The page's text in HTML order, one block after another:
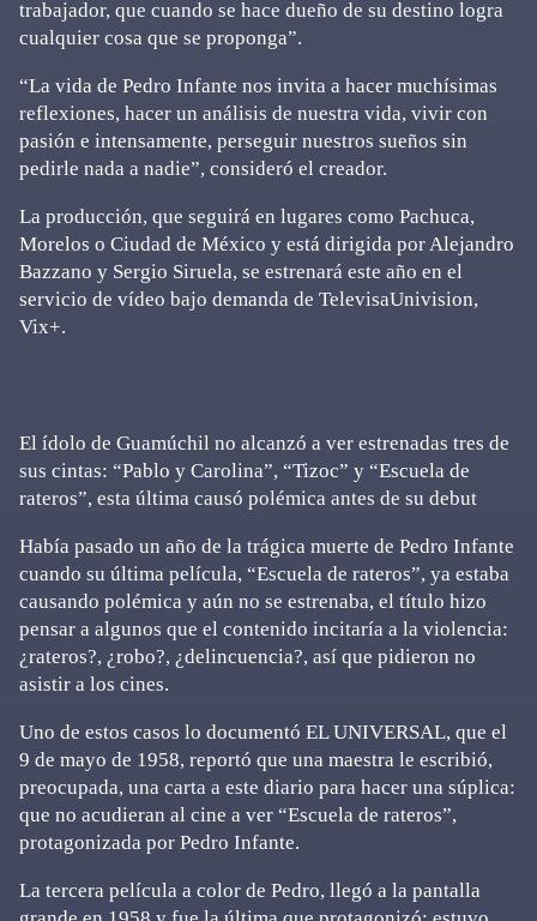
trabajador, que cuando se hace dueño de su destino logra
cualquier cosa que se proponga”.
“La vida de Pedro Infante nos invita a hacer muchísimas
reflexiones, hacer un análisis de nuestra vida, vivir con
pasión e intensamente, perseguir nuestros sueños sin
pedirle nada a nadie”, consideró el creador.
La producción, que seguirá en lugares como Pachuca,
Morelos o Ciudad de México y está dirigida por Alejandro
Bazzano y Sergio Siruela, se estrenará este año en el
servicio de vídeo bajo demanda de TelevisaUnivision,
Vix+.
El ídolo de Guamúchil no alcanzó a ver estrenadas tres de
sus cintas: “Pablo y Carolina”, “Tizoc” y “Escuela de
rateros”, esta última causó polémica antes de su debut
Había pasado un año de la trágica muerte de Pedro Infante
cuando su última película, “Escuela de rateros”, ya estaba
causando polémica y aún no se estrenaba, el título hizo
pensar a algunos que el contenido incitaría a la violencia:
¿rateros?, ¿robo?, ¿delincuencia?, así que pidieron no
asistir a los cines.
Uno de estos casos lo documentó EL UNIVERSAL, que el
9 de mayo de 1958, reportó que una maestra le escribió,
preocupada, una carta a este diario para hacer una súplica:
que no acudieran al cine a ver “Escuela de rateros”,
protagonizada por Pedro Infante.
La tercera película a color de Pedro, llegó a la pantalla